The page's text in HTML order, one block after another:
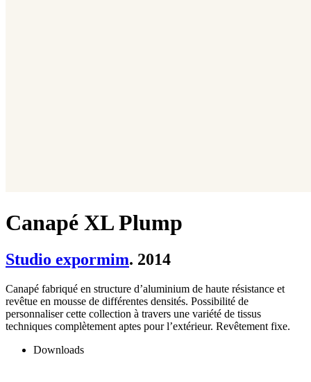
Canapé XL Plump
Studio expormim. 2014
Canapé fabriqué en structure d’aluminium de haute résistance et
revêtue en mousse de différentes densités. Possibilité de
personnaliser cette collection à travers une variété de tissus
techniques complètement aptes pour l’extérieur. Revêtement fixe.
Downloads